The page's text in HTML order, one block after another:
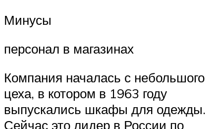
Минусы
персонал в магазинах
Компания началась с небольшого
цеха, в котором в 1963 году
выпускались шкафы для одежды.
Сейчас это лидер в России по